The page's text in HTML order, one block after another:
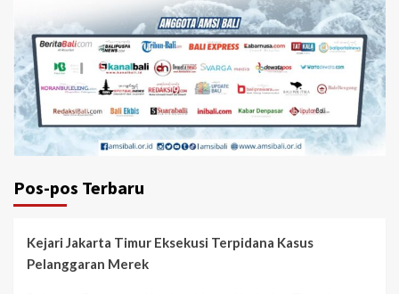
Pos-pos Terbaru
Kejari Jakarta Timur Eksekusi Terpidana Kasus
Pelanggaran Merek